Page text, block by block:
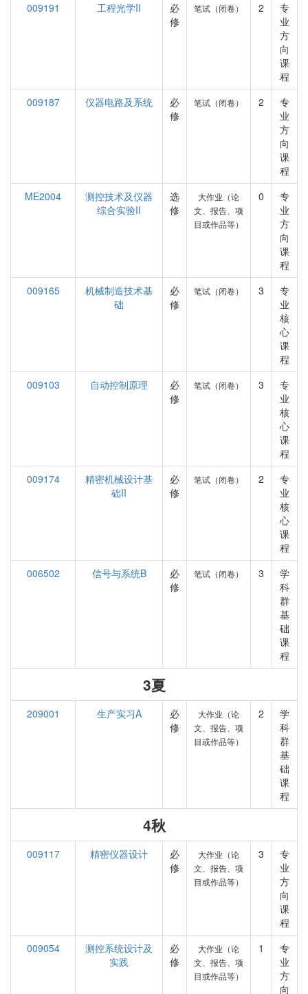
009191
工程光学II
必
修
笔试（闭卷） 2
专
业
方
向
课
程
009187
仪器电路及系统
必
修
笔试（闭卷） 2
专
业
方
向
课
程
ME2004
测控技术及仪器
综合实验II
选
修
大作业（论
文、报告、项
目或作品等）
0
专
业
方
向
课
程
009165
机械制造技术基
础
必
修
笔试（闭卷） 3
专
业
核
心
课
程
009103
自动控制原理
必
修
笔试（闭卷） 3
专
业
核
心
课
程
009174
精密机械设计基
础II
必
修
笔试（闭卷） 2
专
业
核
心
课
程
006502
信号与系统B
必
修
笔试（闭卷） 3
学
科
群
基
础
课
程
3夏
209001 生产实习A
必
修
大作业（论
文、报告、项
目或作品等）
2
学
科
群
基
础
课
程
4秋
009117 精密仪器设计
必
修
大作业（论
文、报告、项
目或作品等）
3
专
业
方
向
课
程
009054
测控系统设计及
实践
必
修
大作业（论
文、报告、项
目或作品等）
1
专
业
方
向